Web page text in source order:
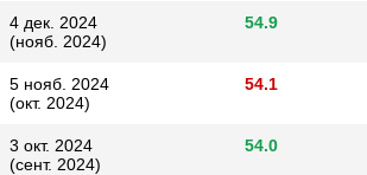
4 дек. 2024
(нояб. 2024)
54.9
5 нояб. 2024
(окт. 2024)
54.1
3 окт. 2024
(сент. 2024)
54.0